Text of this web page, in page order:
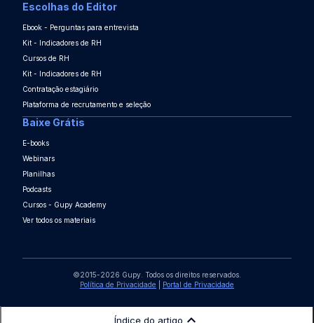
Índice do artigo
Escolhas do Editor
Ebook - Perguntas para entrevista
Kit - Indicadores de RH
Cursos de RH
Kit - Indicadores de RH
Contratação estagiário
Plataforma de recrutamento e seleção
Baixe Grátis
E-books
Webinars
Planilhas
Podcasts
Cursos - Gupy Academy
Ver todos os materiais
©2015-2026 Gupy. Todos os direitos reservados.
Política de Privacidade
Portal de Privacidade